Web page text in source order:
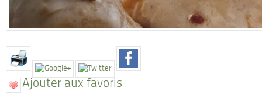
Ajouter aux favoris